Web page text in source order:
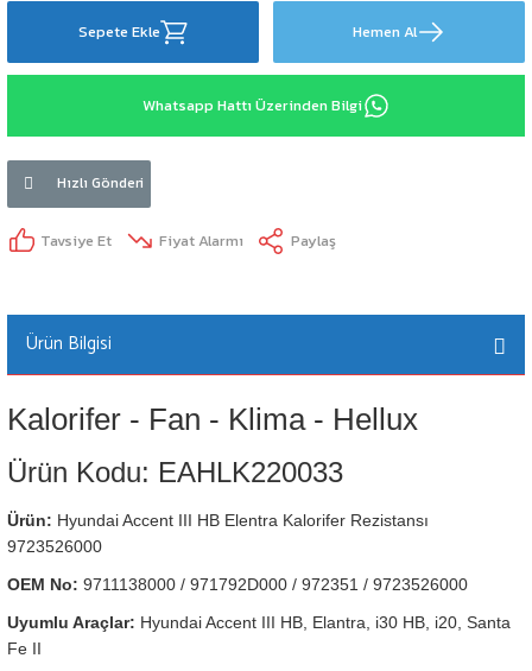
Sepete Ekle Hemen Al
Whatsapp Hattı Üzerinden Bilgi
Hızlı Gönderi
Tavsiye Et Fiyat Alarmı Paylaş
Ürün Bilgisi
Kalorifer - Fan - Klima - Hellux
Ürün Kodu: EAHLK220033
Ürün: Hyundai Accent III HB Elentra Kalorifer Rezistansı
9723526000
OEM No: 9711138000 / 971792D000 / 972351 / 9723526000
Uyumlu Araçlar: Hyundai Accent III HB, Elantra, i30 HB, i20, Santa
Fe II